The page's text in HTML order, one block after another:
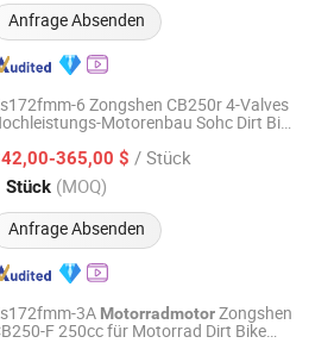
Anfrage Absenden
6 Zongshen CB250r 4-Valves
Motorenbau Sohc Dirt Bike
365,00 $ / Stück
Stück (MOQ)
Anfrage Absenden
Co., Ltd.
Seit 2022
3A MotorradmotorZongshen
F 250cc für Motorrad Dirt Bike